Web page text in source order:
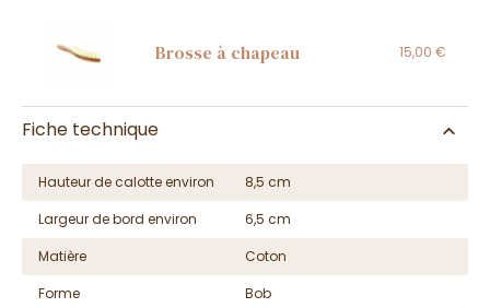
Brosse à chapeau 15,00 €
Fiche technique
Hauteur de calotte environ
8,5 cm
Largeur de bord environ
6,5 cm
Matière
Coton
Forme
Bob